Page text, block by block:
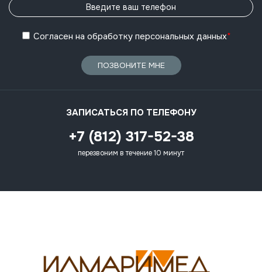
Согласен на обработку персональных данных*
ПОЗВОНИТЕ МНЕ
ЗАПИСАТЬСЯ ПО ТЕЛЕФОНУ
+7 (812) 317-52-38
перезвоним в течение 10 минут